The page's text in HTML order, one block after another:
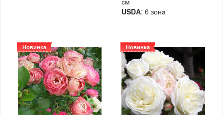
USDA: 6 зона
Новинка Новинка